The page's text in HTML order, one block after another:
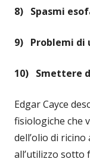
8) Spasmi
9) Problemi di
10) Smettere
Edgar Cayce
fisiologiche che
dell’olio di
all’utilizzo sotto